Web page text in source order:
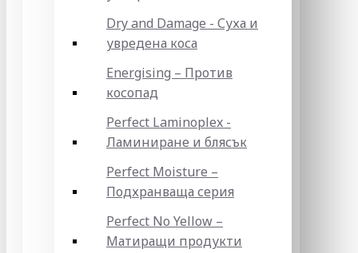
Dry and Damage - Суха и
увредена коса
Energising – Против
косопад
Perfect Laminoplex -
Ламиниране и блясък
Perfect Moisture –
Подхранваща серия
Perfect No Yellow –
Матиращи продукти